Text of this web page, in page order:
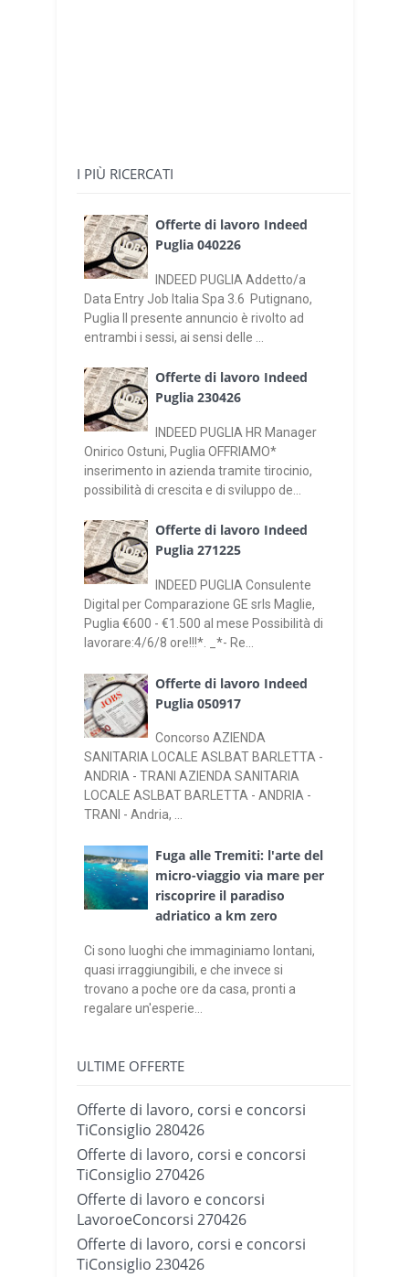
I PIÙ RICERCATI
Offerte di lavoro Indeed
Puglia 040226
INDEED PUGLIA Addetto/a
Data Entry Job Italia Spa 3.6 Putignano,
Puglia Il presente annuncio è rivolto ad
entrambi i sessi, ai sensi delle ...
Offerte di lavoro Indeed
Puglia 230426
INDEED PUGLIA HR Manager
Onirico Ostuni, Puglia OFFRIAMO*
inserimento in azienda tramite tirocinio,
possibilità di crescita e di sviluppo de...
Offerte di lavoro Indeed
Puglia 271225
INDEED PUGLIA Consulente
Digital per Comparazione GE srls Maglie,
Puglia €600 - €1.500 al mese Possibilità di
lavorare:4/6/8 ore!!!*. _*- Re...
Offerte di lavoro Indeed
Puglia 050917
Concorso AZIENDA
SANITARIA LOCALE ASLBAT BARLETTA -
ANDRIA - TRANI AZIENDA SANITARIA
LOCALE ASLBAT BARLETTA - ANDRIA -
TRANI - Andria, ...
Fuga alle Tremiti: l'arte del
micro-viaggio via mare per
riscoprire il paradiso
adriatico a km zero
Ci sono luoghi che immaginiamo lontani,
quasi irraggiungibili, e che invece si
trovano a poche ore da casa, pronti a
regalare un'esperie...
ULTIME OFFERTE
Offerte di lavoro, corsi e concorsi
TiConsiglio 280426
Offerte di lavoro, corsi e concorsi
TiConsiglio 270426
Offerte di lavoro e concorsi
LavoroeConcorsi 270426
Offerte di lavoro, corsi e concorsi
TiConsiglio 230426